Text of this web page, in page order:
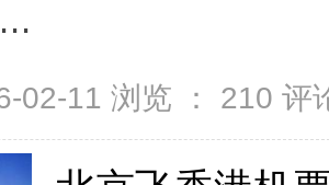
02-11 浏览 ： 210 评